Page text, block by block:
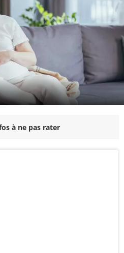
à ne pas rater